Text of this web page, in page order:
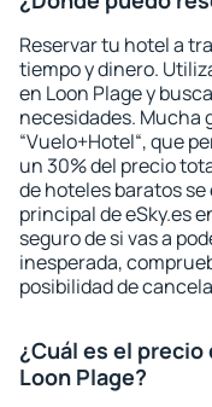
Reservar tu hotel a
tiempo y dinero.
en Loon Plage y
necesidades. Mucha
“Vuelo+Hotel“, que
un 30% del precio
de hoteles baratos
principal de eSky.es
seguro de si vas a
inesperada,
posibilidad de
¿Cuál es el
Loon Plage?